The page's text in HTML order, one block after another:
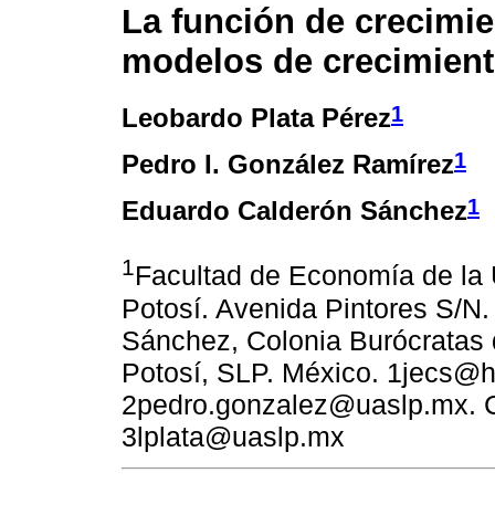
La función de
modelos de
Leobardo Plata Pérez1
Pedro I. González Ramírez1
Eduardo Calderón Sánchez1
1Facultad de Economía de
Potosí. Avenida Pintores S/
Sánchez, Colonia
Potosí, SLP. México.
2pedro.gonzalez@uaslp.mx.
3lplata@uaslp.mx